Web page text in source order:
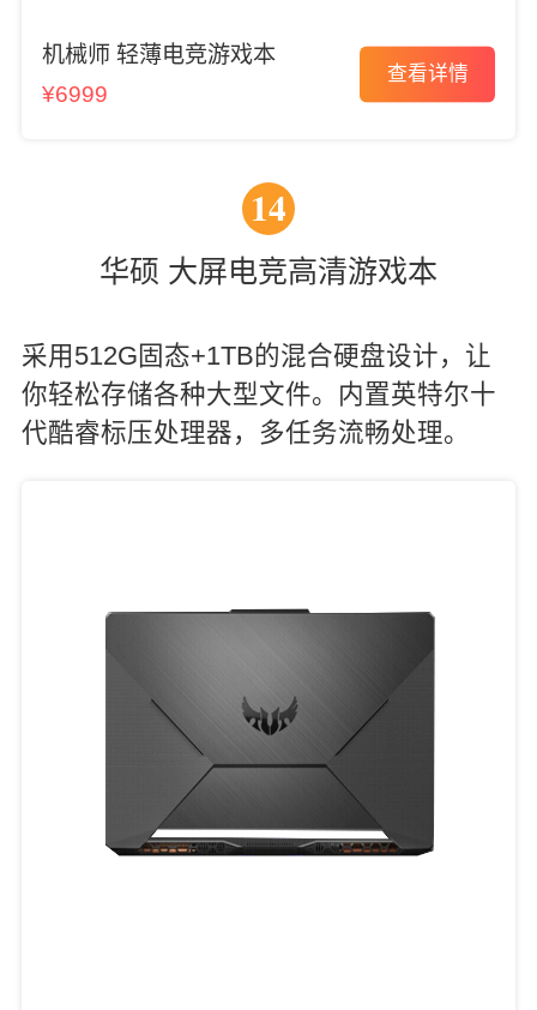
机械师 轻薄电竞游戏本
¥6999
查看详情
14
华硕 大屏电竞高清游戏本
采用512G固态+1TB的混合硬盘设计，让
你轻松存储各种大型文件。内置英特尔十
代酷睿标压处理器，多任务流畅处理。